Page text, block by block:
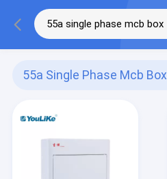
55a Single Phase Mcb Box